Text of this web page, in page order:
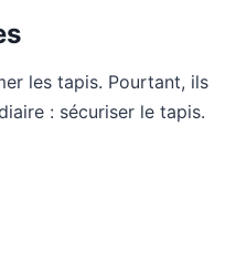
les tapis. Pourtant, ils
: sécuriser le tapis.